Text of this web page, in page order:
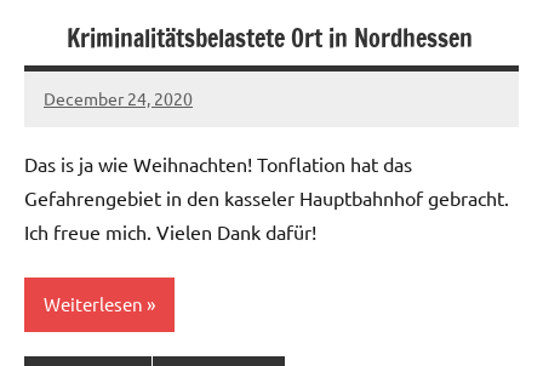
Kriminalitätsbelastete Ort in Nordhessen
December 24, 2020
Ilja
Das is ja wie Weihnachten! Tonflation hat das
Gefahrengebiet in den kasseler Hauptbahnhof gebracht.
Ich freue mich. Vielen Dank dafür!
Weiterlesen